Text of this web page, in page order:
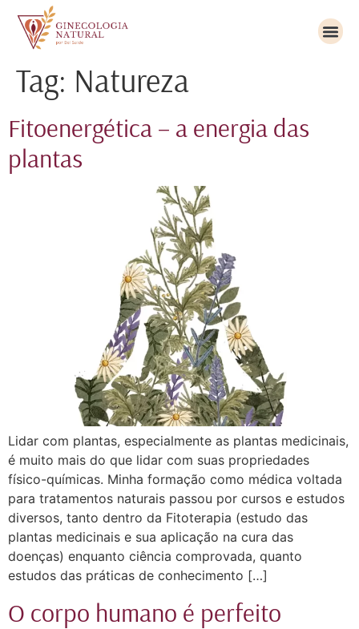
Tag: Natureza
Fitoenergética – a energia das
plantas
Lidar com plantas, especialmente as plantas medicinais,
é muito mais do que lidar com suas propriedades
físico-químicas. Minha formação como médica voltada
para tratamentos naturais passou por cursos e estudos
diversos, tanto dentro da Fitoterapia (estudo das
plantas medicinais e sua aplicação na cura das
doenças) enquanto ciência comprovada, quanto
estudos das práticas de conhecimento […]
O corpo humano é perfeito